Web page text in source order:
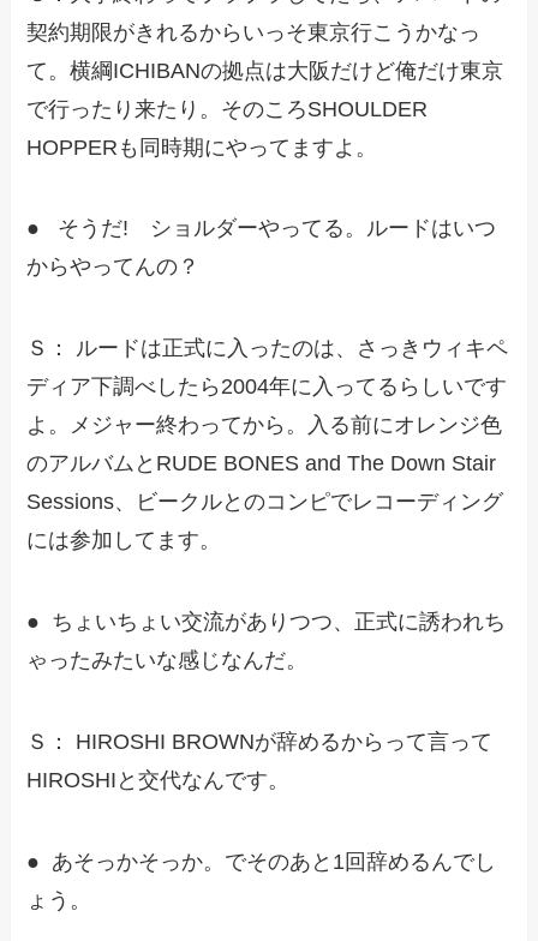
契約期限がきれるからいっそ東京行こうかなっ
て。横綱ICHIBANの拠点は大阪だけど俺だけ東京
で行ったり来たり。そのころSHOULDER
HOPPERも同時期にやってますよ。
● そうだ! ショルダーやってる。ルードはいつ
からやってんの？
Ｓ： ルードは正式に入ったのは、さっきウィキペ
ディア下調べしたら2004年に入ってるらしいです
よ。メジャー終わってから。入る前にオレンジ色
のアルバムとRUDE BONES and The Down Stair
Sessions、ビークルとのコンピでレコーディング
には参加してます。
● ちょいちょい交流がありつつ、正式に誘われち
ゃったみたいな感じなんだ。
Ｓ： HIROSHI BROWNが辞めるからって言って
HIROSHIと交代なんです。
● あそっかそっか。でそのあと1回辞めるんでし
ょう。